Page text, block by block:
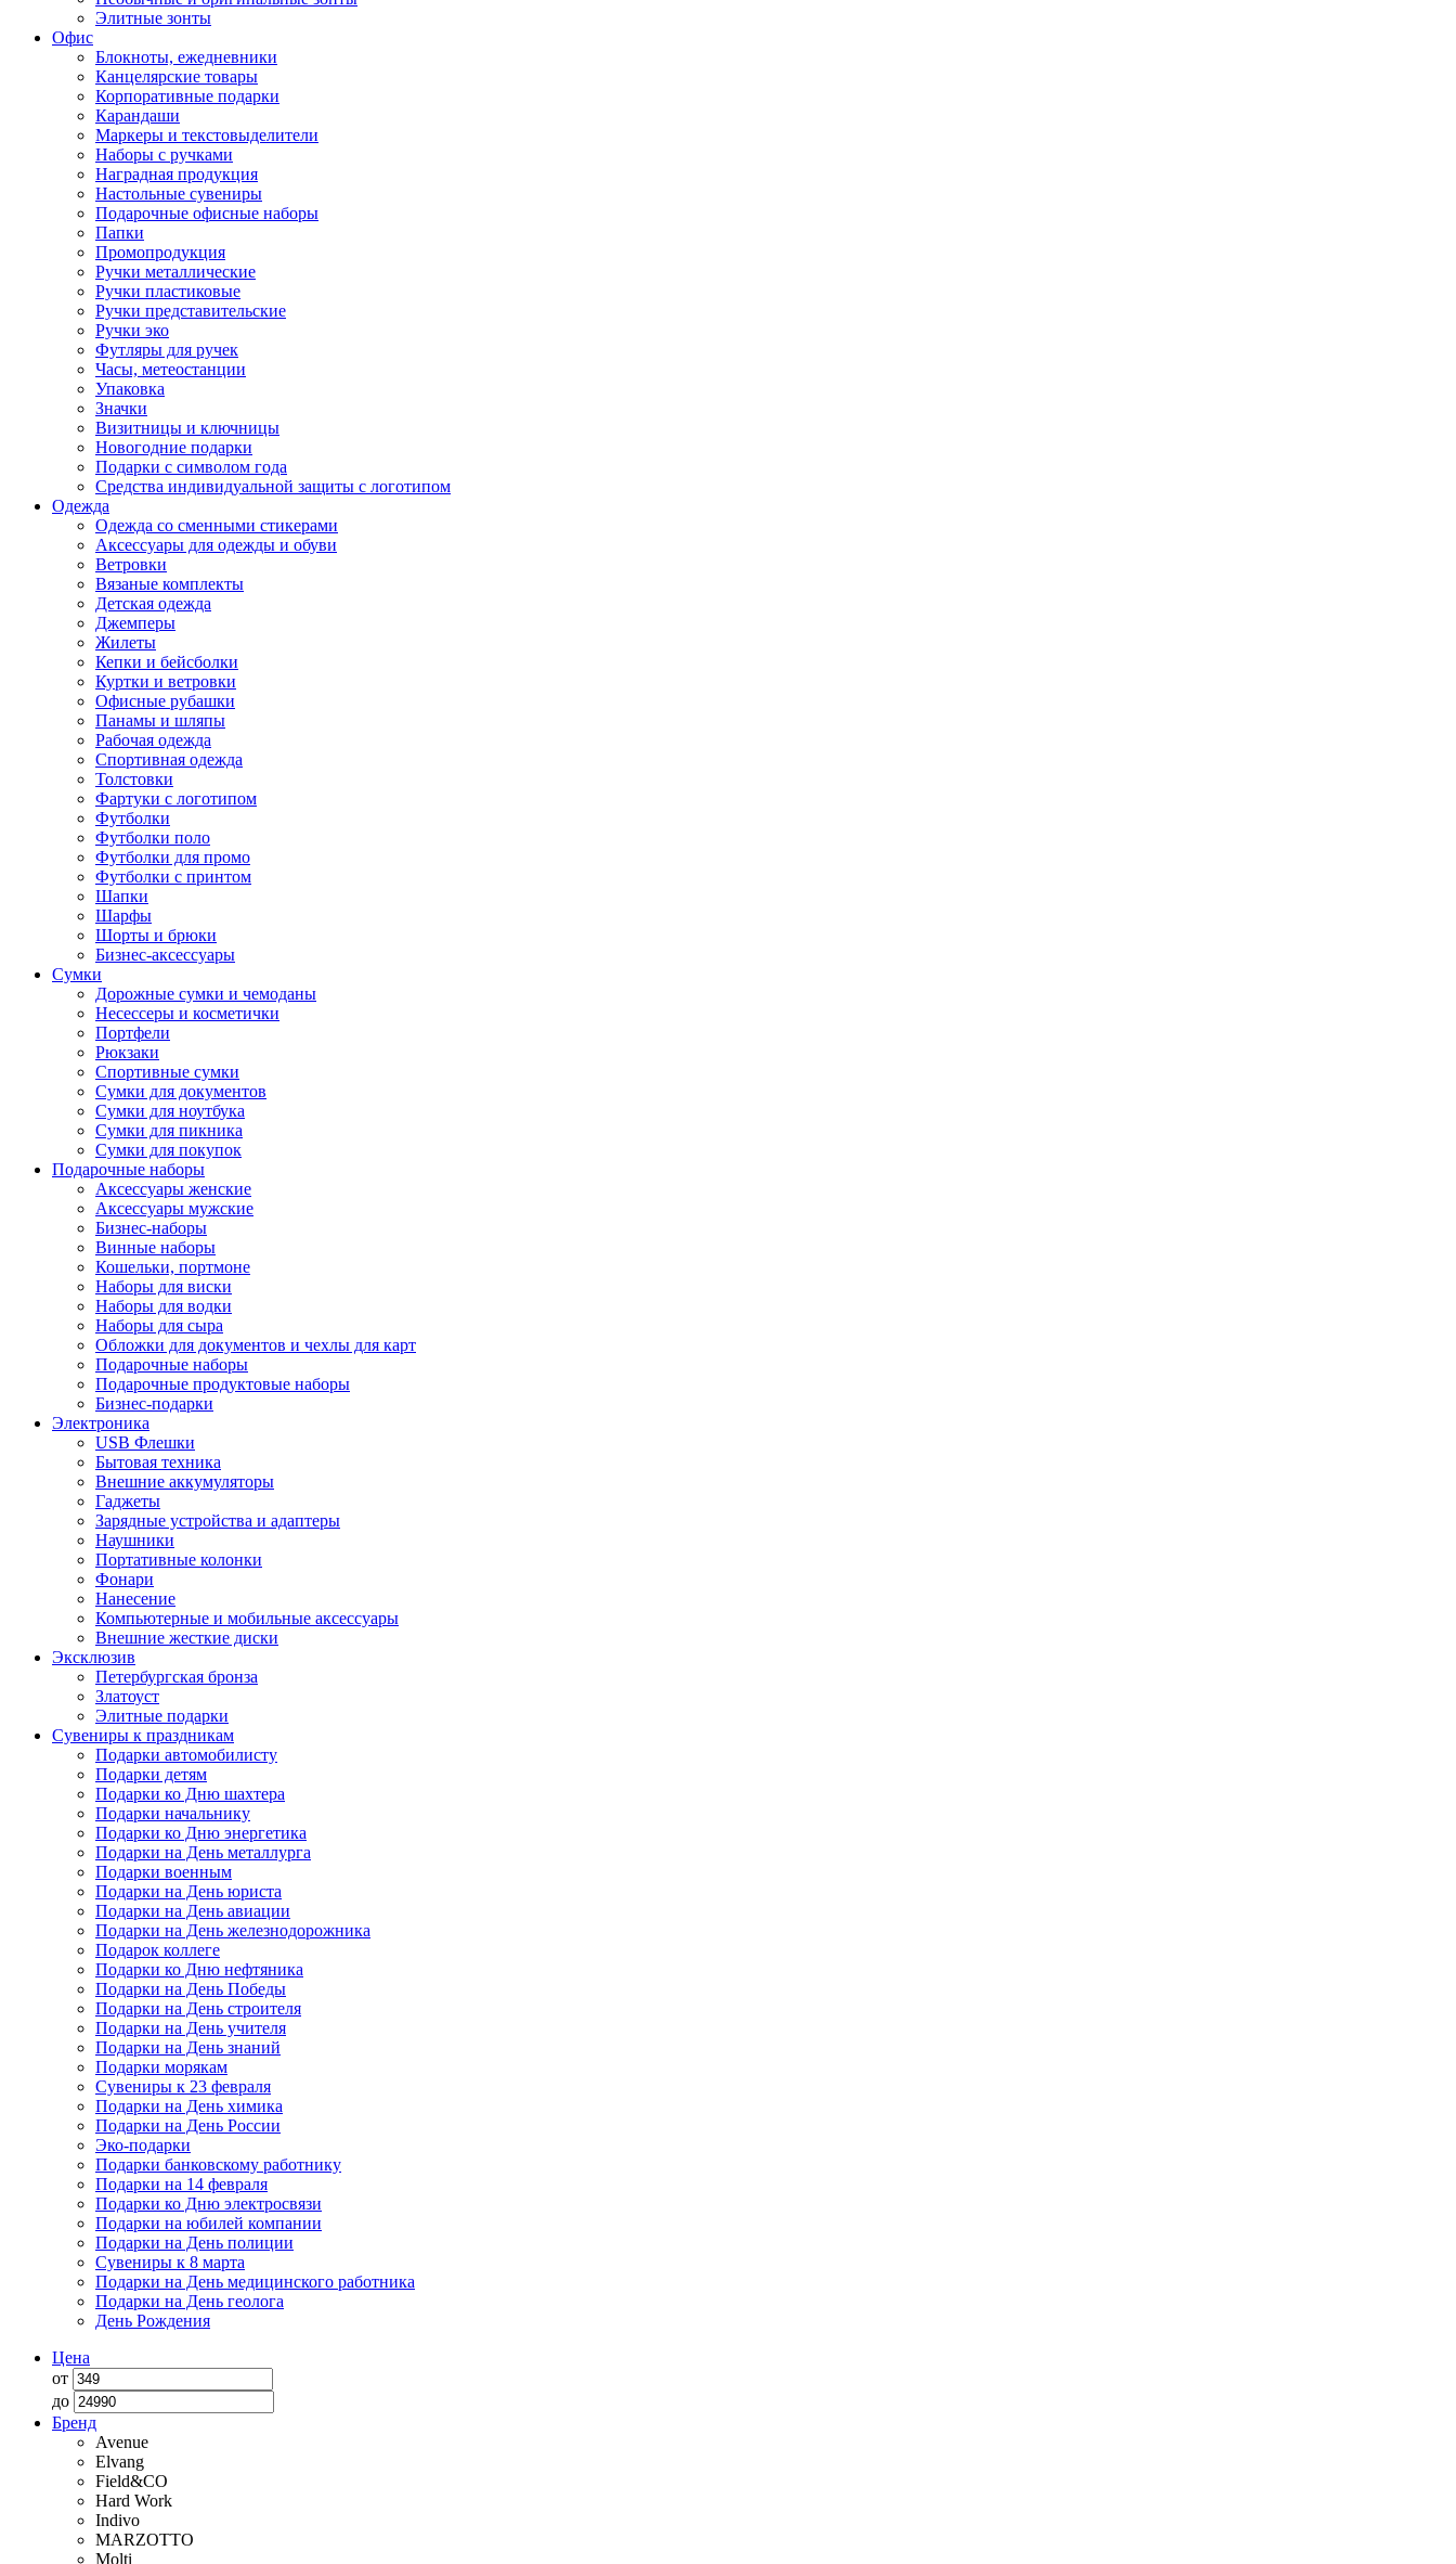
Элитные зонты
Офис
Блокноты, ежедневники
Канцелярские товары
Корпоративные подарки
Карандаши
Маркеры и текстовыделители
Наборы с ручками
Наградная продукция
Настольные сувениры
Подарочные офисные наборы
Папки
Промопродукция
Ручки металлические
Ручки пластиковые
Ручки представительские
Ручки эко
Футляры для ручек
Часы, метеостанции
Упаковка
Значки
Визитницы и ключницы
Новогодние подарки
Подарки с символом года
Средства индивидуальной защиты с логотипом
Одежда
Одежда со сменными стикерами
Аксессуары для одежды и обуви
Ветровки
Вязаные комплекты
Детская одежда
Джемперы
Жилеты
Кепки и бейсболки
Куртки и ветровки
Офисные рубашки
Панамы и шляпы
Рабочая одежда
Спортивная одежда
Толстовки
Фартуки с логотипом
Футболки
Футболки поло
Футболки для промо
Футболки с принтом
Шапки
Шарфы
Шорты и брюки
Бизнес-аксессуары
Сумки
Дорожные сумки и чемоданы
Несессеры и косметички
Портфели
Рюкзаки
Спортивные сумки
Сумки для документов
Сумки для ноутбука
Сумки для пикника
Сумки для покупок
Подарочные наборы
Аксессуары женские
Аксессуары мужские
Бизнес-наборы
Винные наборы
Кошельки, портмоне
Наборы для виски
Наборы для водки
Наборы для сыра
Обложки для документов и чехлы для карт
Подарочные наборы
Подарочные продуктовые наборы
Бизнес-подарки
Электроника
USB Флешки
Бытовая техника
Внешние аккумуляторы
Гаджеты
Зарядные устройства и адаптеры
Наушники
Портативные колонки
Фонари
Нанесение
Компьютерные и мобильные аксессуары
Внешние жесткие диски
Эксклюзив
Петербургская бронза
Златоуст
Элитные подарки
Сувениры к праздникам
Подарки автомобилисту
Подарки детям
Подарки ко Дню шахтера
Подарки начальнику
Подарки ко Дню энергетика
Подарки на День металлурга
Подарки военным
Подарки на День юриста
Подарки на День авиации
Подарки на День железнодорожника
Подарок коллеге
Подарки ко Дню нефтяника
Подарки на День Победы
Подарки на День строителя
Подарки на День учителя
Подарки на День знаний
Подарки морякам
Сувениры к 23 февраля
Подарки на День химика
Подарки на День России
Эко-подарки
Подарки банковскому работнику
Подарки на 14 февраля
Подарки ко Дню электросвязи
Подарки на юбилей компании
Подарки на День полиции
Сувениры к 8 марта
Подарки на День медицинского работника
Подарки на День геолога
День Рождения
Цена
от
до
Бренд
Avenue
Elvang
Field&CO
Hard Work
Indivo
MARZOTTO
Molti